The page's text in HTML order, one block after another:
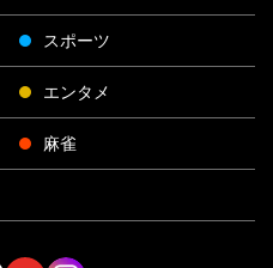
スポーツ
エンタメ
麻雀